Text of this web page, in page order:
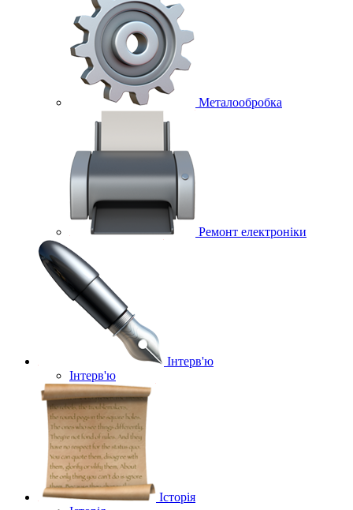
Металообробка
Ремонт електроніки
Інтерв'ю
Інтерв'ю
Історія